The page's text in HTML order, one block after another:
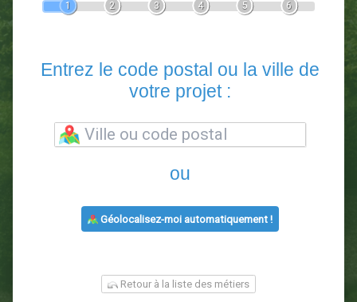
En 5 minutes, demandez3 devis comparatifs
votre projet :
ou